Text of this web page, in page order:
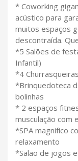
* Coworking
acústico para
muitos espaços
descontraída.
*5 Salões de
Infantil)
*4
*Brinquedoteca
bolinhas
* 2 espaços
musculação com
*SPA magnifico
relaxamento
*Salão de jogos